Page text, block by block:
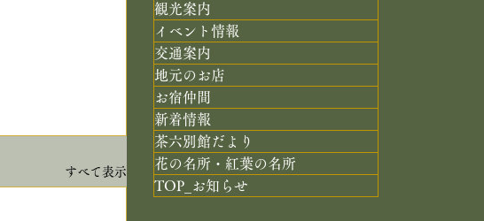
すべて表示
観光案内
イベント情報
交通案内
地元のお店
お宿仲間
新着情報
茶六別館だより
花の名所・紅葉の名所
TOP_お知らせ